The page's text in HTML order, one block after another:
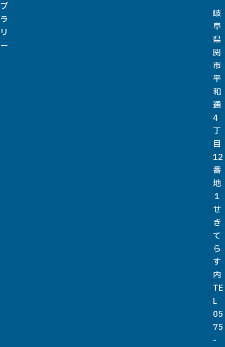
ブ
ラ
リ
ー
岐
阜
県
関
市
平
和
通
4
丁
目
12
番
地
１
せ
き
て
ら
す
内
TE
L
05
75
-